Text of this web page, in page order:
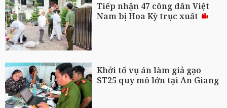
Tiếp nhận 47 công dân Việt
Nam bị Hoa Kỳ trục xuất
Khởi tố vụ án làm giả gạo
ST25 quy mô lớn tại An Giang